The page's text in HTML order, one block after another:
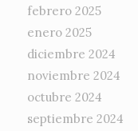
febrero 2025
enero 2025
diciembre 2024
noviembre 2024
octubre 2024
septiembre 2024